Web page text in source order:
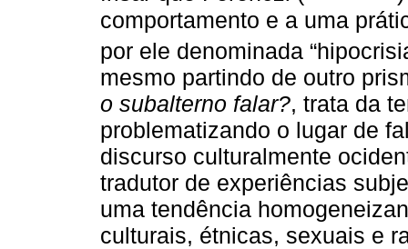
comportamento e a uma
por ele denominada
mesmo partindo de outro
o subalterno falar?, trata da
problematizando o lugar de
discurso culturalmente
tradutor de experiências
uma tendência
culturais, étnicas, sexuais e